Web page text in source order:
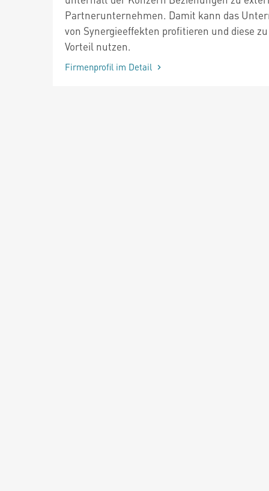
Partnerunternehmen. Damit kann das
von Synergieeffekten profitieren und diese
Vorteil nutzen.
Firmenprofil im Detail